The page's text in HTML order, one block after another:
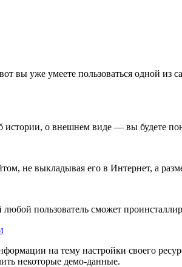
вы уже умеете пользоваться одной
истории, о внешнем виде — вы будете
не выкладывая его в Интернет, а
пользователь сможет
на тему настройки своего
некоторые демо-данные.